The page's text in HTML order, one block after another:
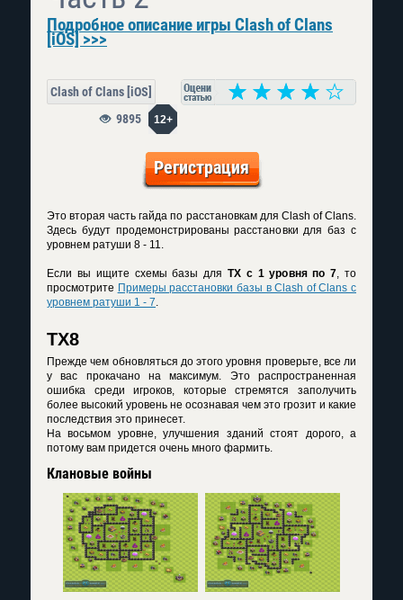
Подробное описание игры Clash of Clans
[iOS] >>>
Clash of Clans [iOS]
12+
9895
Регистрация
Это вторая часть гайда по расстановкам для Clash of Clans.
Здесь будут продемонстрированы расстановки для баз с
уровнем ратуши 8 - 11.
Если вы ищите схемы базы для ТХ с 1 уровня по 7, то
просмотрите Примеры расстановки базы в Clash of Clans c
уровнем ратуши 1 - 7.
ТХ8
Прежде чем обновляться до этого уровня проверьте, все ли
у вас прокачано на максимум. Это распространенная
ошибка среди игроков, которые стремятся заполучить
более высокий уровень не осознавая чем это грозит и какие
последствия это принесет.
На восьмом уровне, улучшения зданий стоят дорого, а
потому вам придется очень много фармить.
Клановые войны